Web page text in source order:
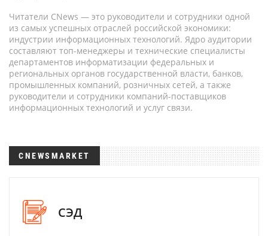
Читатели CNews — это руководители и сотрудники одной
из самых успешных отраслей российской экономики:
индустрии информационных технологий. Ядро аудитории
составляют топ-менеджеры и технические специалисты
департаментов информатизации федеральных и
региональных органов государственной власти, банков,
промышленных компаний, розничных сетей, а также
руководители и сотрудники компаний-поставщиков
информационных технологий и услуг связи.
CNEWSMARKET
СЭД